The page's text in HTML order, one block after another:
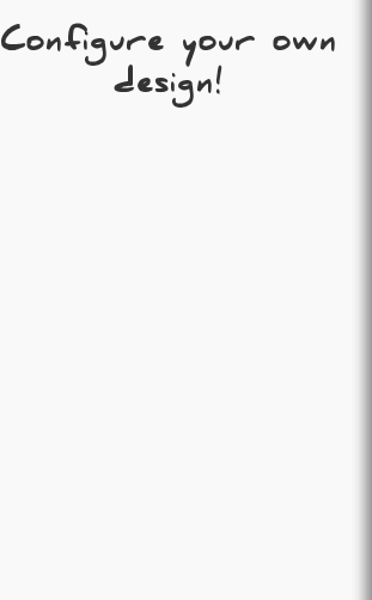
Configure your own
design!